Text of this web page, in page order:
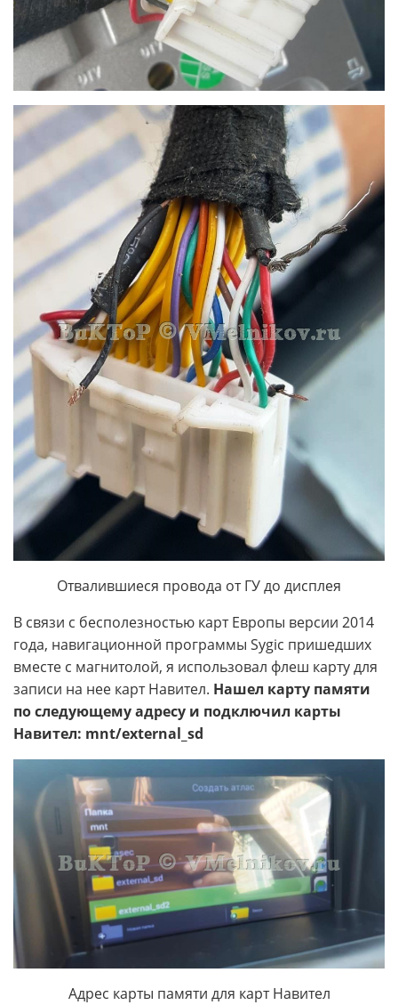
Отвалившиеся провода от ГУ до дисплея
В связи с бесполезностью карт Европы версии 2014
года, навигационной программы Sygic пришедших
вместе с магнитолой, я использовал флеш карту для
записи на нее карт Навител. Нашел карту памяти
по следующему адресу и подключил карты
Навител: mnt/external_sd
Адрес карты памяти для карт Навител